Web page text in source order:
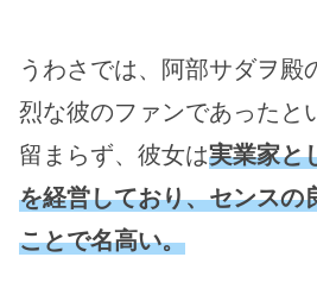
うわさでは、阿部サダヲ殿
烈な彼のファンであったと
留まらず、彼女は実業家と
を経営しており、センスの
ことで名高い。